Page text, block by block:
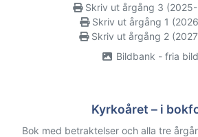
Skriv ut årgång 3
Skriv ut årgång 1
Skriv ut årgång 2
Bildbank - fria
Kyrkoåret – i
Bok med betraktelser och alla tre